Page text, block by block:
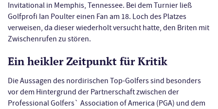
Invitational in Memphis, Tennessee. Bei dem Turnier ließ
Golfprofi Ian Poulter einen Fan am 18. Loch des Platzes
verweisen, da dieser wiederholt versucht hatte, den Briten mit
Zwischenrufen zu stören.
Ein heikler Zeitpunkt für Kritik
Die Aussagen des nordirischen Top-Golfers sind besonders
vor dem Hintergrund der Partnerschaft zwischen der
Professional Golfers` Association of America (PGA) und dem